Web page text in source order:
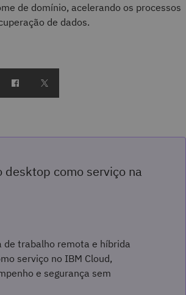
de domínio, acelerando os processos
de dados.
desktop como serviço na
de trabalho remota e híbrida
serviço no IBM Cloud,
e segurança sem